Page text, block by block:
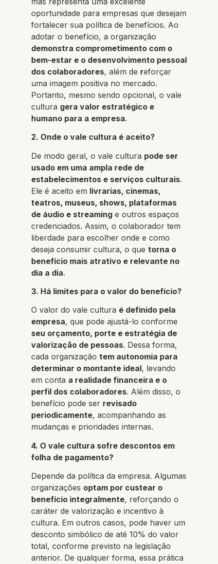
oportunidade para empresas que desejam
fortalecer sua política de benefícios. Ao
adotar o benefício, a organização
demonstra comprometimento com o
bem-estar e o desenvolvimento pessoal
dos colaboradores, além de reforçar
uma imagem positiva no mercado.
Portanto, mesmo sendo opcional, o vale
cultura gera valor estratégico e
humano para a empresa.
2. Onde o vale cultura é aceito?
De modo geral, o vale cultura pode ser
usado em uma ampla rede de
estabelecimentos e serviços culturais.
Ele é aceito em livrarias, cinemas,
teatros, museus, shows, plataformas
de áudio e streaming e outros espaços
credenciados. Assim, o colaborador tem
liberdade para escolher onde e como
deseja consumir cultura, o que torna o
benefício mais atrativo e relevante no
dia a dia.
3. Há limites para o valor do benefício?
O valor do vale cultura é definido pela
empresa, que pode ajustá-lo conforme
seu orçamento, porte e estratégia de
valorização de pessoas. Dessa forma,
cada organização tem autonomia para
determinar o montante ideal, levando
em conta a realidade financeira e o
perfil dos colaboradores. Além disso, o
benefício pode ser revisado
periodicamente, acompanhando as
mudanças e prioridades internas.
4. O vale cultura sofre descontos em
folha de pagamento?
Depende da política da empresa. Algumas
organizações optam por custear o
benefício integralmente, reforçando o
caráter de valorização e incentivo à
cultura. Em outros casos, pode haver um
desconto simbólico de até 10% do valor
total, conforme previsto na legislação
anterior. De qualquer forma, essa prática